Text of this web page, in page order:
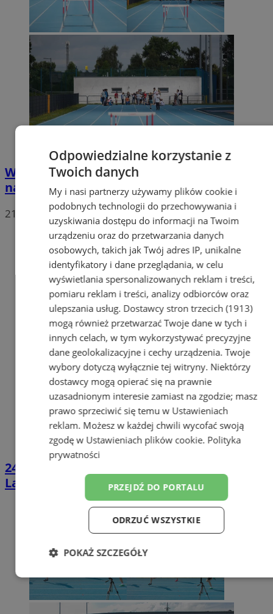
Wakacyjna rywalizacja z „królową sportu”
na Stadionie Lekkoatletycznym w Tychach
21
24 sierpnia Bieg Dziecięcy na Zakończenie
Lata
Odpowiedzialne korzystanie z
Twoich danych
My i nasi partnerzy używamy plików cookie i
podobnych technologii do przechowywania i
uzyskiwania dostępu do informacji na Twoim
urządzeniu oraz do przetwarzania danych
osobowych, takich jak Twój adres IP, unikalne
identyfikatory i dane przeglądania, w celu
wyświetlania spersonalizowanych reklam i treści,
pomiaru reklam i treści, analizy odbiorców oraz
ulepszania usług. Dostawcy stron trzecich (1913)
mogą również przetwarzać Twoje dane w tych i
innych celach, w tym wykorzystywać precyzyjne
dane geolokalizacyjne i cechy urządzenia. Twoje
wybory dotyczą wyłącznie tej witryny. Niektórzy
dostawcy mogą opierać się na prawnie
uzasadnionym interesie zamiast na zgodzie; masz
prawo sprzeciwić się temu w Ustawieniach
reklam. Możesz w każdej chwili wycofać swoją
zgodę w Ustawieniach plików cookie. Polityka
prywatności
PRZEJDŹ DO PORTALU
ODRZUĆ WSZYSTKIE
POKAŻ SZCZEGÓŁY
Niezbędne Wydajność Targetowanie